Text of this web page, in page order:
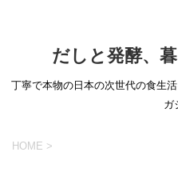
だしと発酵、
丁寧で本物の日本の次世代の食生
ガ
HOME >